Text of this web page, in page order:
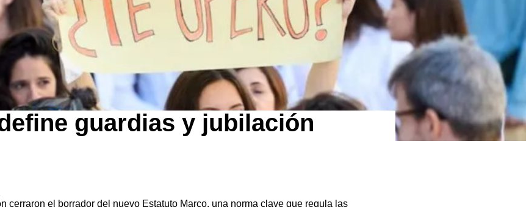
guardias y jubilación
el borrador del nuevo Estatuto Marco, una norma clave que regula las